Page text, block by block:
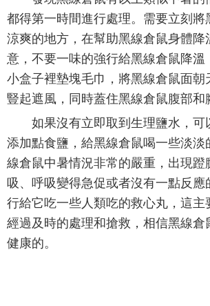
都得第一時間進行處理。需要立刻將
涼爽的地方，在幫助黑線倉鼠身體降
意，不要一味的強行給黑線倉鼠降溫
小盒子裡墊塊毛巾，將黑線倉鼠面朝
豎起遮風，同時蓋住黑線倉鼠腹部和
如果沒有立即取到生理鹽水，可
添加點食鹽，給黑線倉鼠喝一些淡淡
線倉鼠中暑情況非常的嚴重，出現蹬
吸、呼吸變得急促或者沒有一點反應
行給它吃一些人類吃的救心丸，這主
經過及時的處理和搶救，相信黑線倉
健康的。